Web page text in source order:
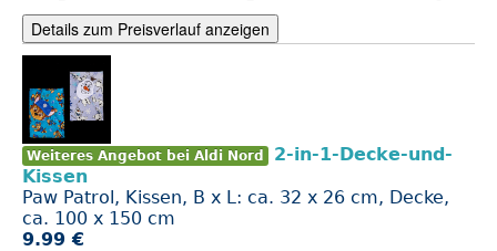
Details zum Preisverlauf anzeigen
Weiteres Angebot bei Aldi Nord
2-in-1-Decke-und-
Kissen
Paw Patrol, Kissen, B x L: ca. 32 x 26 cm, Decke,
ca. 100 x 150 cm
9.99 €